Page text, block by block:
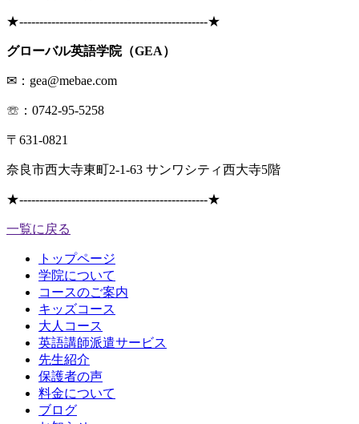
★-----------------------------------------------★
グローバル英語学院（GEA）
✉：gea@mebae.com
☏：0742-95-5258
〒631-0821
奈良市西大寺東町2-1-63 サンワシティ西大寺5階
★-----------------------------------------------★
一覧に戻る
トップページ
学院について
コースのご案内
キッズコース
大人コース
英語講師派遣サービス
先生紹介
保護者の声
料金について
ブログ